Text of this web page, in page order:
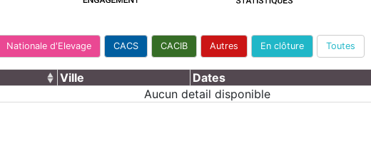
Nationale d'Elevage CACS CACIB Autres En clôture Toutes
Ville Dates
Aucun detail disponible